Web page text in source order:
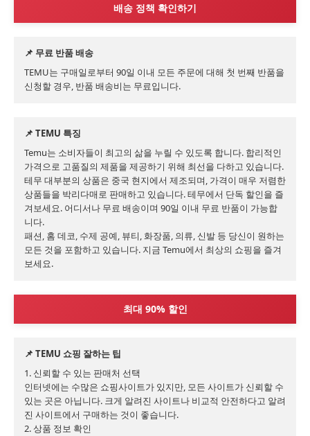
배송 정책 확인하기
📌 무료 반품 배송
TEMU는 구매일로부터 90일 이내 모든 주문에 대해 첫 번째 반품을
📌 TEMU 특징
Temu는 소비자들이 최고의 삶을 누릴 수 있도록 합니다. 합리적인
가격으로 고품질의 제품을 제공하기 위해 최선을 다하고 있습니다.
테무 대부분의 상품은 중국 현지에서 제조되며, 가격이 매우 저렴한
상품들을 박리다매로 판매하고 있습니다. 테무에서 단독 할인을 즐
겨보세요. 어디서나 무료 배송이며 90일 이내 무료 반품이 가능합
니다.
패션, 홈 데코, 수제 공예, 뷰티, 화장품, 의류, 신발 등 당신이 원하는
모든 것을 포함하고 있습니다. 지금 Temu에서 최상의 쇼핑을 즐겨
보세요.
최대 90% 할인
📌 TEMU 쇼핑 잘하는 팁
1. 신뢰할 수 있는 판매처 선택
인터넷에는 수많은 쇼핑사이트가 있지만, 모든 사이트가 신뢰할 수
있는 곳은 아닙니다. 크게 알려진 사이트나 비교적 안전하다고 알려
진 사이트에서 구매하는 것이 좋습니다.
2. 상품 정보 확인